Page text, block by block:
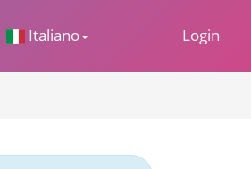
Italiano Login